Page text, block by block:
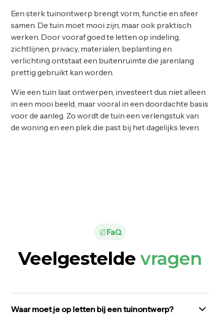
Een sterk tuinontwerp brengt vorm, functie en sfeer
samen. De tuin moet mooi zijn, maar ook praktisch
werken. Door vooraf goed te letten op indeling,
zichtlijnen, privacy, materialen, beplanting en
verlichting ontstaat een buitenruimte die jarenlang
prettig gebruikt kan worden.
Wie een tuin laat ontwerpen, investeert dus niet alleen
in een mooi beeld, maar vooral in een doordachte basis
voor de aanleg. Zo wordt de tuin een verlengstuk van
de woning en een plek die past bij het dagelijks leven.
FaQ
Veelgesteldevragen
Waar moet je op letten bij een tuinontwerp?